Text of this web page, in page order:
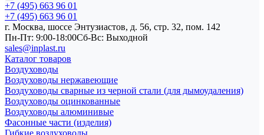
+7 (495) 663 96 01
+7 (495) 663 96 01
г. Москва, шоссе Энтузиастов, д. 56, стр. 32, пом. 142
Пн-Пт: 9:00-18:00Cб-Вс: Выходной
sales@inplast.ru
Каталог товаров
Воздуховоды
Воздуховоды нержавеющие
Воздуховоды сварные из черной стали (для дымоудаления)
Воздуховоды оцинкованные
Воздуховоды алюминивые
Фасонные части (изделия)
Гибкие воздуховоды